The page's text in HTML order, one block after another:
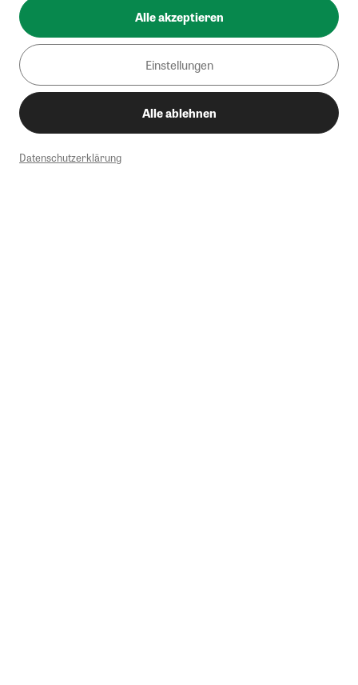
Alle akzeptieren
Einstellungen
Alle ablehnen
Datenschutzerklärung